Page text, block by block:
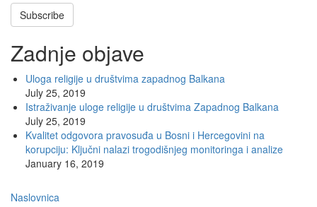
Subscribe
Zadnje objave
Uloga religije u društvima zapadnog Balkana
July 25, 2019
Istraživanje uloge religije u društvima Zapadnog Balkana
July 25, 2019
Kvalitet odgovora pravosuđa u Bosni i Hercegovini na
korupciju: Ključni nalazi trogodišnjeg monitoringa i analize
January 16, 2019
Main
Naslovnica